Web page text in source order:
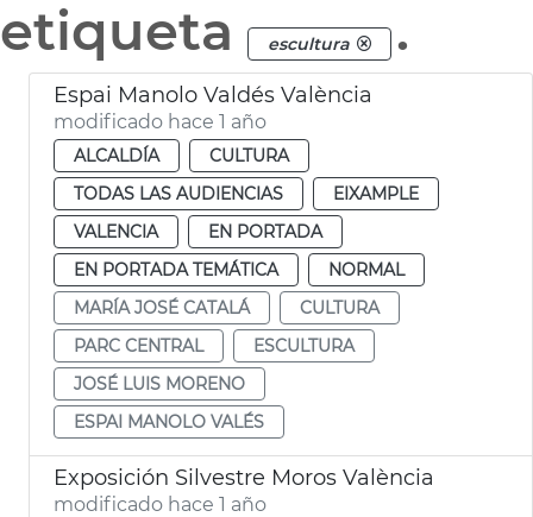
etiqueta
escultura .
Espai Manolo Valdés València
modificado hace 1 año
ALCALDÍA
CULTURA
TODAS LAS AUDIENCIAS
EIXAMPLE
VALENCIA
EN PORTADA
EN PORTADA TEMÁTICA
NORMAL
MARÍA JOSÉ CATALÁ
CULTURA
PARC CENTRAL
ESCULTURA
JOSÉ LUIS MORENO
ESPAI MANOLO VALÉS
Exposición Silvestre Moros València
modificado hace 1 año